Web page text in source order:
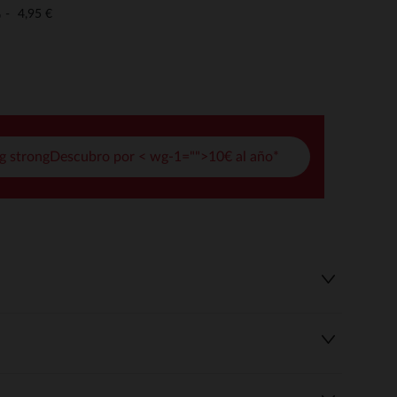
4,95 €
strongDescubro por < wg-1="">10€ al año*